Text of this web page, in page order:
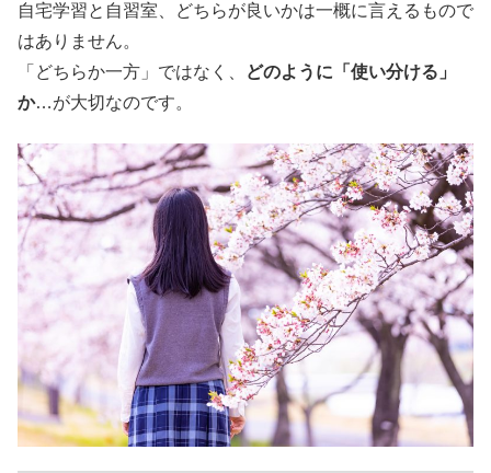
自宅学習と自習室、どちらが良いかは一概に言えるもので
はありません。
「どちらか一方」ではなく、
どのように「使い分ける」
か…が大切なのです。